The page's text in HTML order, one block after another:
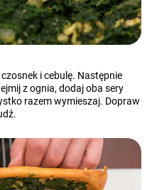
i cebulę. Następnie
z ognia, dodaj oba sery
razem wymieszaj. Dopraw